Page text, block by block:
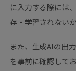
に入力する際には
存・学習されない
また、生成AIの出
を事前に確認して